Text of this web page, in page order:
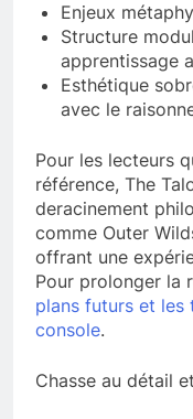
Enjeux
Structure
apprentissage
Esthétique
avec le
Pour les lecteurs
référence, The
deracinement
comme Outer
offrant une
Pour prolonger la
plans futurs et les
console.
Chasse au détail